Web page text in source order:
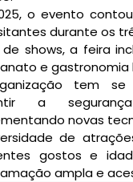
o evento
durante os
de shows, a feira
e gastronomia
tem se
a
novas
de
gostos e
ampla e